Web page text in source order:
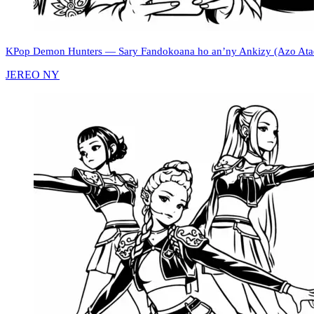
KPop Demon Hunters — Sary Fandokoana ho an’ny Ankizy (Azo
JEREO NY